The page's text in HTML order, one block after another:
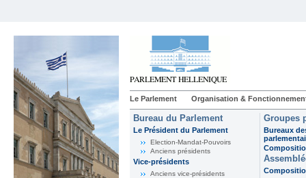
Le Parlement Organisation &
Bureau du Parlement
Le Président du Parlement
Election-Mandat-Pouvoirs
Anciens présidents
Vice-présidents
Anciens vice-présidents
Groupes
Bureaux